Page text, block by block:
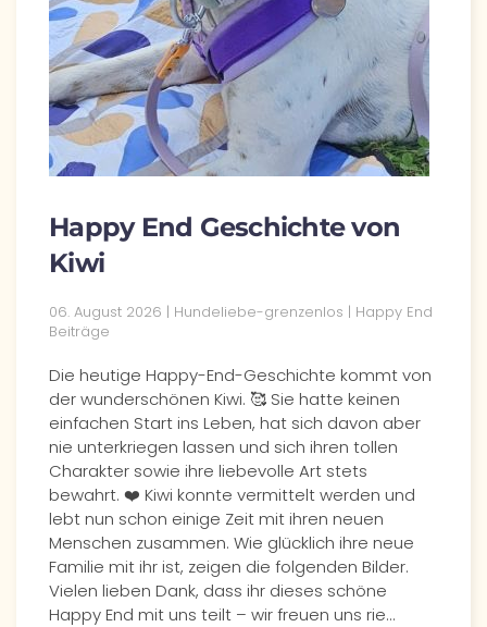
Happy End Geschichte von
Kiwi
06. August 2026 | Hundeliebe-grenzenlos | Happy End
Beiträge
Die heutige Happy-End-Geschichte kommt von
der wunderschönen Kiwi. 🥰 Sie hatte keinen
einfachen Start ins Leben, hat sich davon aber
nie unterkriegen lassen und sich ihren tollen
Charakter sowie ihre liebevolle Art stets
bewahrt. ❤️ Kiwi konnte vermittelt werden und
lebt nun schon einige Zeit mit ihren neuen
Menschen zusammen. Wie glücklich ihre neue
Familie mit ihr ist, zeigen die folgenden Bilder.
Vielen lieben Dank, dass ihr dieses schöne
Happy End mit uns teilt – wir freuen uns rie…